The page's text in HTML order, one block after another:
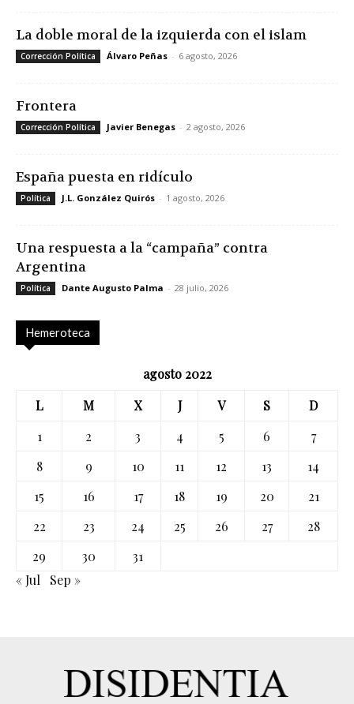
La doble moral de la izquierda con el islam
Corrección Política Álvaro Peñas - 6 agosto, 2026
Frontera
Corrección Política Javier Benegas - 2 agosto, 2026
España puesta en ridículo
Política J.L. González Quirós - 1 agosto, 2026
Una respuesta a la “campaña” contra
Argentina
Política Dante Augusto Palma - 28 julio, 2026
Hemeroteca
agosto 2022
L
M X J V S
D
1
2 3 4 5 6
7
8
9 10 11 12 13
14
15
16 17 18 19 20
21
22
23 24 25 26 27
28
29
30
31
« Jul
Sep »